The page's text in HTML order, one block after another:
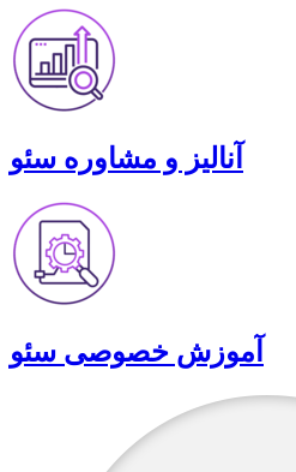
آنالیز و مشاوره سئو
آموزش خصوصی سئو